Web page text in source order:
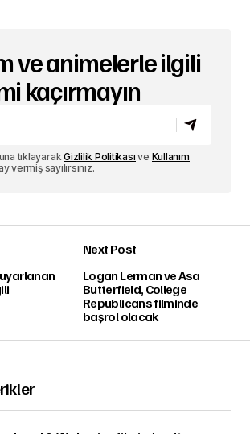
ve animelerle ilgili
kaçırmayın
tıklayarakGizlilik Politikası ve Kullanım
vermiş sayılırsınız.
Next Post
Logan Lerman ve Asa
Butterfield, College
Republicans filminde
başrol olacak